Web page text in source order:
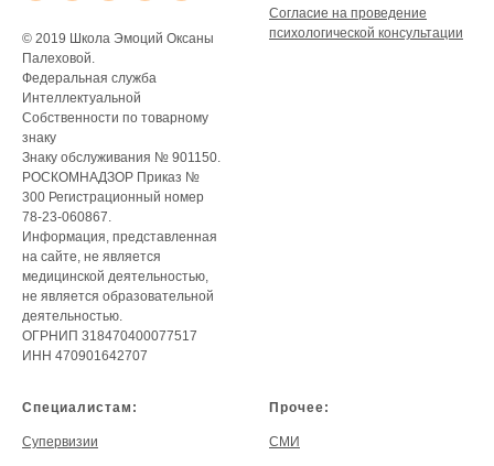
© 2019 Школа Эмоций Оксаны
Палеховой.
Федеральная служба
Интеллектуальной
Собственности по товарному
знаку
Знаку обслуживания № 901150.
РОСКОМНАДЗОР Приказ №
300 Регистрационный номер
78-23-060867.
Информация, представленная
на сайте, не является
медицинской деятельностью,
не является образовательной
деятельностью.
ОГРНИП 318470400077517
ИНН 470901642707
Согласие на проведение
психологической консультации
Специалистам:
Супервизии
Прочее:
СМИ